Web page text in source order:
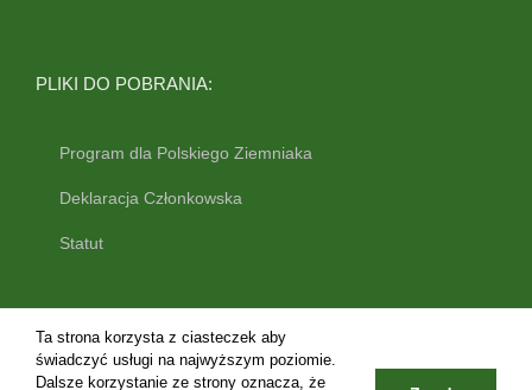
PLIKI DO POBRANIA:
Program dla Polskiego Ziemniaka
Deklaracja Członkowska
Statut
Ta strona korzysta z ciasteczek aby
świadczyć usługi na najwyższym poziomie.
Dalsze korzystanie ze strony oznacza, że